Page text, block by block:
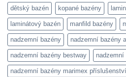
dětský bazén kopané bazény
laminátový bazén manfild bazény
nadzemní bazény nadzemní bazény
nadzemní bazény bestway nadzemní
nadzemní bazény marimex příslušenství